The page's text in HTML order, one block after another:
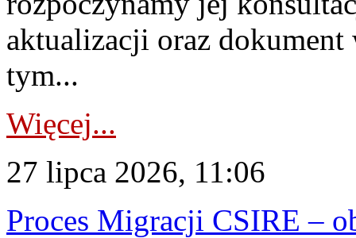
aktualizacji oraz
tym...
Więcej...
27 lipca 2026, 11:06
Proces Migracji CSIRE –